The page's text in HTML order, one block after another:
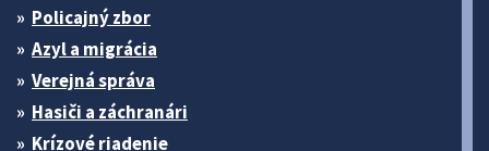
Policajný zbor
Azyl a migrácia
Verejná správa
Hasiči a záchranári
Krízové riadenie